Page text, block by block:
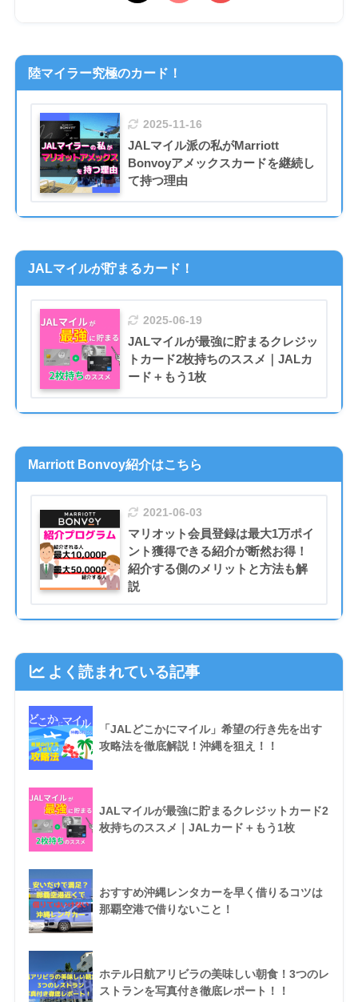
陸マイラー究極のカード！
2025-11-16
JALマイル派の私がMarriott
Bonvoyアメックスカードを継続し
て持つ理由
JALマイルが貯まるカード！
2025-06-19
JALマイルが最強に貯まるクレジッ
トカード2枚持ちのススメ｜JALカ
ード＋もう1枚
Marriott Bonvoy紹介はこちら
2021-06-03
マリオット会員登録は最大1万ポイ
ント獲得できる紹介が断然お得！
紹介する側のメリットと方法も解
説
よく読まれている記事
「JALどこかにマイル」希望の行き先を出す
攻略法を徹底解説！沖縄を狙え！！
JALマイルが最強に貯まるクレジットカード2
枚持ちのススメ｜JALカード＋もう1枚
おすすめ沖縄レンタカーを早く借りるコツは
那覇空港で借りないこと！
ホテル日航アリビラの美味しい朝食！3つのレ
ストランを写真付き徹底レポート！！